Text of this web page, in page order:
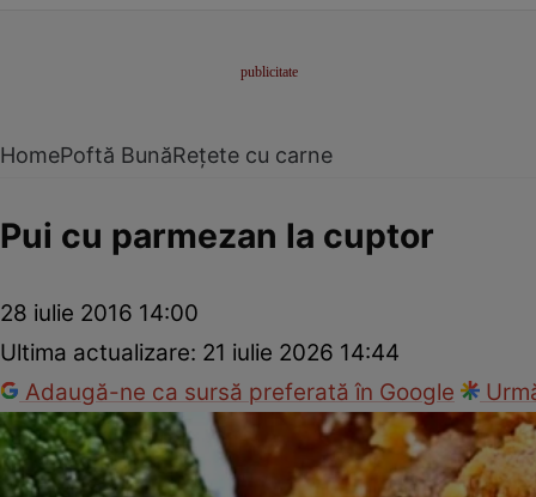
HomePoftă BunăRețete cu carne
Pui cu parmezan la cuptor
28 iulie 2016 14:00
Ultima actualizare: 21 iulie 2026 14:44
Adaugă-ne ca sursă preferată în Google